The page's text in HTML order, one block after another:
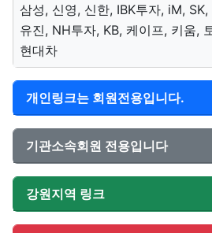
삼성, 신영, 신한, IBK투자, iM, SK,
유진, NH투자, KB, 케이프, 키움,
현대차
개인링크는 회원전용입니다.
기관소속회원 전용입니다
강원지역 링크